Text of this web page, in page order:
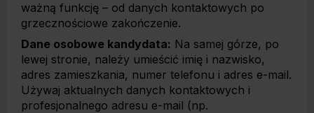
ważną funkcję – od danych kontaktowych po
grzecznościowe zakończenie.
Dane osobowe kandydata: Na samej górze, po
lewej stronie, należy umieścić imię i nazwisko,
adres zamieszkania, numer telefonu i adres e-mail.
Używaj aktualnych danych kontaktowych i
profesjonalnego adresu e-mail (np.